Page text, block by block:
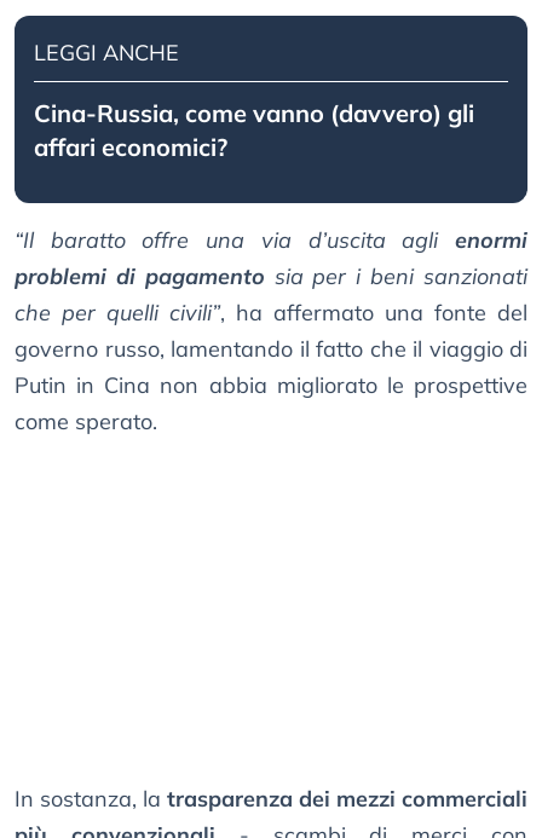
LEGGI ANCHE
Cina-Russia, come vanno (davvero) gli
affari economici?
“Il baratto offre una via d’uscita agli enormi
problemi di pagamento sia per i beni sanzionati
che per quelli civili”, ha affermato una fonte del
governo russo, lamentando il fatto che il viaggio di
Putin in Cina non abbia migliorato le prospettive
come sperato.
In sostanza, la trasparenza dei mezzi commerciali